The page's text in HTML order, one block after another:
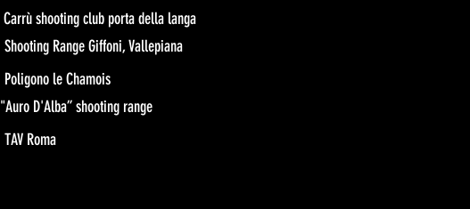
Carrù shooting club porta della langa
Shooting Range Giffoni, Vallepiana
Poligono le Chamois
"Auro D'Alba” shooting range
TAV Roma